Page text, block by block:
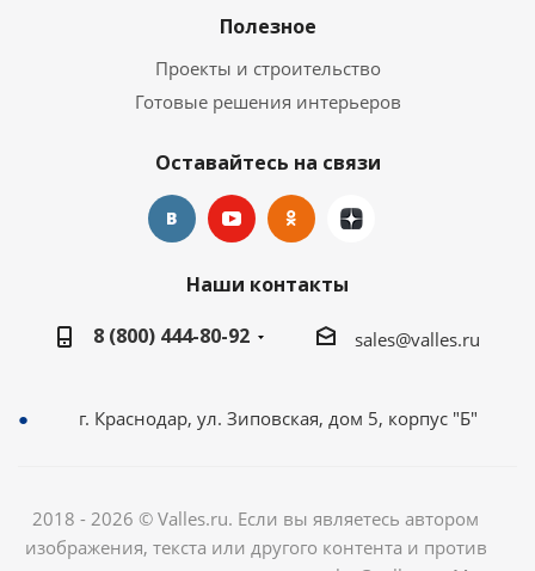
Полезное
Проекты и строительство
Готовые решения интерьеров
Оставайтесь на связи
Наши контакты
8 (800) 444-80-92
sales@valles.ru
г. Краснодар, ул. Зиповская, дом 5, корпус "Б"
2018 - 2026 © Valles.ru. Если вы являетесь автором
изображения, текста или другого контента и против